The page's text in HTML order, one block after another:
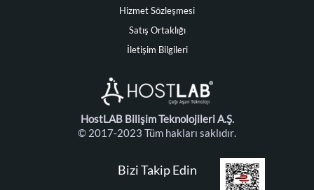
Hizmet Sözleşmesi
Satış Ortaklığı
İletişim Bilgileri
HostLAB Bilişim Teknolojileri A.Ş.
© 2017-2023 Tüm hakları saklıdır.
Bizi Takip Edin